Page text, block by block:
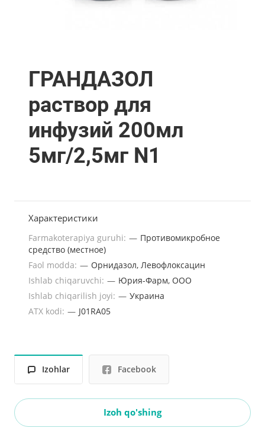
ГРАНДАЗОЛ
раствор для
инфузий 200мл
5мг/2,5мг N1
Характеристики
Farmakoterapiya guruhi: — Противомикробное
средство (местное)
Faol modda: — Орнидазол, Левофлоксацин
Ishlab chiqaruvchi: — Юрия-Фарм, ООО
Ishlab chiqarilish joyi: — Украина
ATX kodi: — J01RA05
Izohlar Facebook
Izoh qo'shing